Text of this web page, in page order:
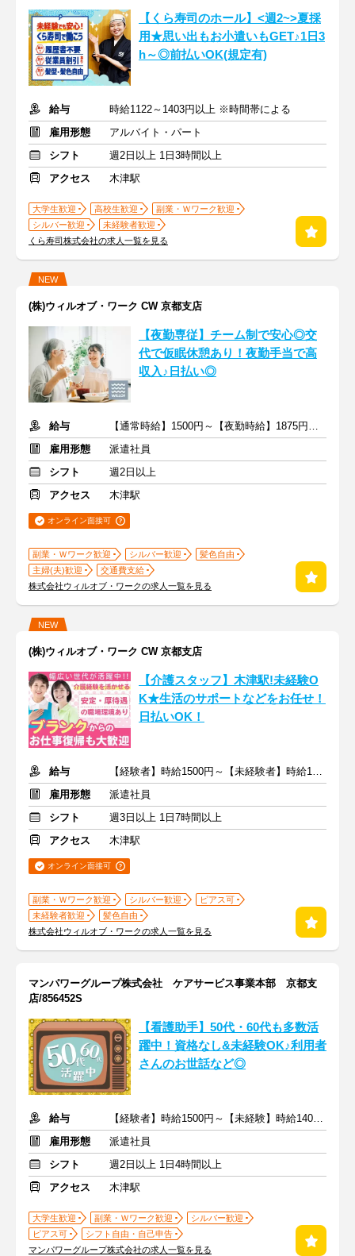
【くら寿司のホール】<週2~>夏採
用★思い出もお小遣いもGET♪1日3
h～◎前払いOK(規定有)
給与
時給1122～1403円以上 ※時間帯による
雇用形態
アルバイト・パート
シフト
週2日以上 1日3時間以上
アクセス
木津駅
大学生歓迎 高校生歓迎
副業・Ｗワーク歓迎
シルバー歓迎
未経験者歓迎
くら寿司株式会社の求人一覧を見る
NEW
(株)ウィルオブ・ワーク CW 京都支店
【夜勤専従】チーム制で安心◎交
代で仮眠休憩あり！夜勤手当で高
収入♪日払い◎
給与
【通常時給】1500円～【夜勤時給】1875円～ ＋交通費
雇用形態
派遣社員
シフト
週2日以上
アクセス
木津駅
オンライン面接可
副業・Ｗワーク歓迎 シルバー歓迎
髪色自由
主婦(夫)歓迎
交通費支給
株式会社ウィルオブ・ワークの求人一覧を見る
NEW
(株)ウィルオブ・ワーク CW 京都支店
【介護スタッフ】木津駅!未経験O
K★生活のサポートなどをお任せ！
日払いOK！
給与
【経験者】時給1500円～【未経験者】時給1400円～ ＋交通費
雇用形態
派遣社員
シフト
週3日以上 1日7時間以上
アクセス
木津駅
オンライン面接可
副業・Ｗワーク歓迎 シルバー歓迎
ピアス可
未経験者歓迎
髪色自由
株式会社ウィルオブ・ワークの求人一覧を見る
マンパワーグループ株式会社 ケアサービス事業本部 京都支
店/856452S
【看護助手】50代・60代も多数活
躍中！資格なし&未経験OK♪利用者
さんのお世話など◎
給与
【経験者】時給1500円～【未経験】時給1400円～ ※交通費全額
雇用形態
派遣社員
シフト
週2日以上 1日4時間以上
アクセス
木津駅
大学生歓迎 副業・Ｗワーク歓迎
シルバー歓迎
ピアス可
シフト自由・自己申告
マンパワーグループ株式会社の求人一覧を見る